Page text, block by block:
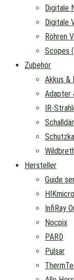
Digitale
Digitale
Röhren
Scopes
Zubehör
Akkus &
Adapter
IR-
Hersteller
Guide
HIKmicro
InfiRay
Nocpix
PARD
Pulsar